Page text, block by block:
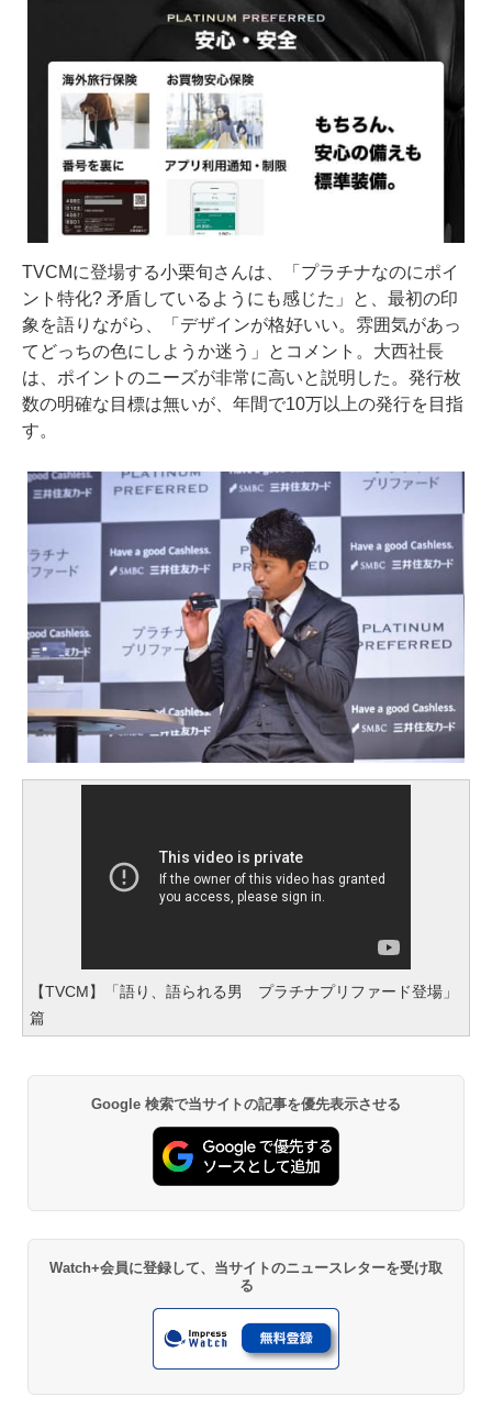
TVCMに登場する小栗旬さんは、「プラチナなのにポイ
ント特化? 矛盾しているようにも感じた」と、最初の印
象を語りながら、「デザインが格好いい。雰囲気があっ
てどっちの色にしようか迷う」とコメント。大西社長
は、ポイントのニーズが非常に高いと説明した。発行枚
数の明確な目標は無いが、年間で10万以上の発行を目指
す。
【TVCM】「語り、語られる男 プラチナプリファード登場」
篇
Google 検索で当サイトの記事を優先表示させる
Watch+会員に登録して、当サイトのニュースレターを受け取
る